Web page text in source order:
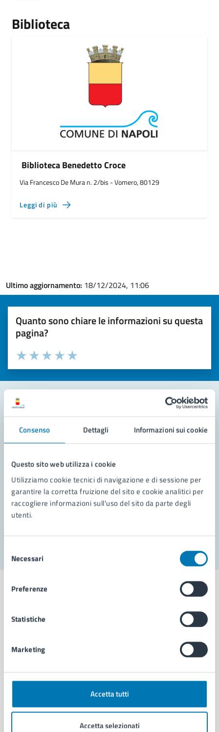
Consenso Dettagli Informazioni sui cookie
Questo sito web utilizza i cookie
Utilizziamo cookie tecnici di navigazione e di sessione per
garantire la corretta fruizione del sito e cookie analitici per
raccogliere informazioni sull'uso del sito da parte degli
utenti.
delNecessari
Preferenze
Statistiche
Marketing
Accetta tutti
Accetta selezionati
Biblioteca
Biblioteca Benedetto Croce
Via Francesco De Mura n. 2/bis - Vomero, 80129
Leggi di più
Ultimo aggiornamento: 18/12/2024, 11:06
Quanto sono chiare le informazioni su questa
pagina?
Valuta la chiarezza delle informazioni (da 1 a 5 stelle)
Seleziona il numero di stelle per valutare la chiarezza delle
Valuta 5 stelle su 5
Valuta 4 stelle su 5
Valuta 3 stelle su 5
Valuta 2 stelle su 5
Valuta 1 stelle su 5
Leggi le domande frequenti
Richiedi assistenza
Prenota appuntamento
Problemi in città
Comune di Napoli
AMMINISTRAZIONE
Organi di governo
Enti e fondazioni